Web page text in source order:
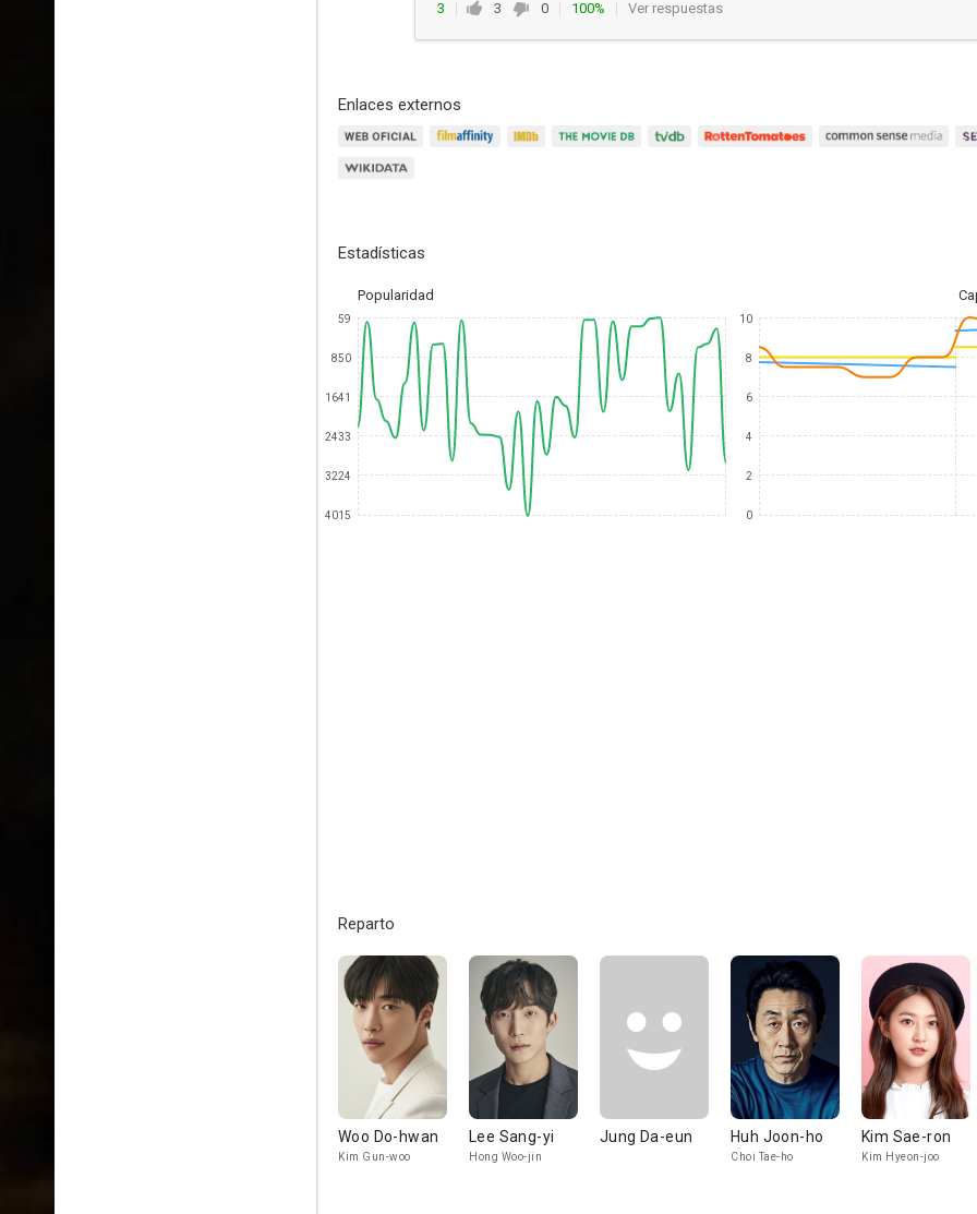
3 3 0 100% Ver respuestas
Enlaces externos
Estadísticas
Popularidad
59
850
1641
2433
3224
4015
10
8
6
4
2
0
Reparto
Woo Do-hwan
Kim Gun-woo
Lee Sang-yi
Hong Woo-jin
Jung Da-eun Huh Joon-ho
Choi Tae-ho
Kim Sae-ron
Kim Hyeon-joo